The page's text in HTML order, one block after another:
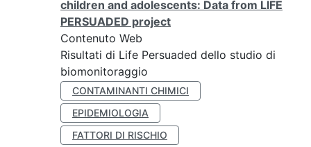
children and adolescents: Data from LIFE
PERSUADED project
Contenuto Web
Risultati di Life Persuaded dello studio di
biomonitoraggio
CONTAMINANTI CHIMICI
EPIDEMIOLOGIA
FATTORI DI RISCHIO